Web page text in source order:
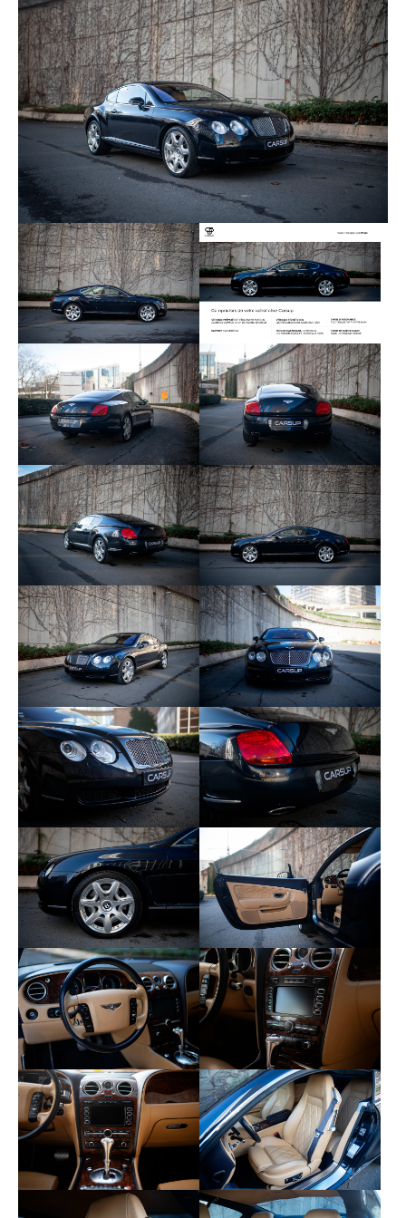
recouvrant le tableau de bord. Des boiseries sont
situées sur l’intérieur des portières, le compte-tours
et sur la console centrale, accompagnées de
touches d’aluminium. Les éléments se présentent
dans un très bon état général. Seul le siège
conducteur présente quelques griffures dues à
l’utilisation et l’usure naturelle. L’instrumentation de
bord et le multimédia fonctionnent normalement.
Cet exemplaire offre un excellent fonctionnement
mécanique. Son moteur W12 de 6.0l de cylindrée
démarre normalement et offre une puissance
similaire à sa sortie d’usine, soit 560 chevaux. Elle
possède seulement 25 000 kilomètres au
compteur. Le comportement routier est normal et
aucun bruit n’est à signaler pendant le
fonctionnement. La boîte de vitesses automatique
6 rapports est efficace et souple. L’entretien est
effectué dans un Centre Bentley et de nombreuses
factures sont disponibles. Le dernier entretien est
réalisé en 2022. Les consommables sont en bon
état et ne nécessitent pas de changements.